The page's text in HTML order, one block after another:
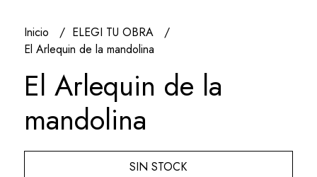
Inicio
ELEGI TU OBRA
El Arlequin de la mandolina
El Arlequin de la
mandolina
SIN STOCK